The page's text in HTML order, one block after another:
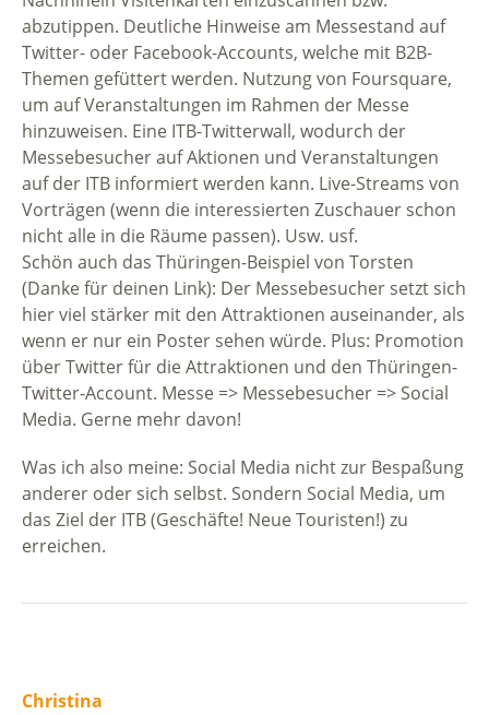
abzutippen. Deutliche Hinweise am Messestand auf
Twitter- oder Facebook-Accounts, welche mit B2B-
Themen gefüttert werden. Nutzung von Foursquare,
um auf Veranstaltungen im Rahmen der Messe
hinzuweisen. Eine ITB-Twitterwall, wodurch der
Messebesucher auf Aktionen und Veranstaltungen
auf der ITB informiert werden kann. Live-Streams von
Vorträgen (wenn die interessierten Zuschauer schon
nicht alle in die Räume passen). Usw. usf.
Schön auch das Thüringen-Beispiel von Torsten
(Danke für deinen Link): Der Messebesucher setzt sich
hier viel stärker mit den Attraktionen auseinander, als
wenn er nur ein Poster sehen würde. Plus: Promotion
über Twitter für die Attraktionen und den Thüringen-
Twitter-Account. Messe => Messebesucher => Social
Media. Gerne mehr davon!
Was ich also meine: Social Media nicht zur Bespaßung
anderer oder sich selbst. Sondern Social Media, um
das Ziel der ITB (Geschäfte! Neue Touristen!) zu
erreichen.
Christina